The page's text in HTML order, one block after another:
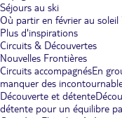
Séjours au ski
Où partir en février au soleil
Plus d'inspirations
Circuits & Découvertes
Nouvelles Frontières
Circuits accompagnésEn
manquer des
Découverte et détente
détente pour un équilibre